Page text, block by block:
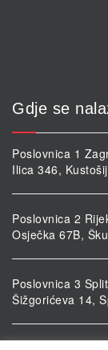
Gdje se
Poslovnica 1
Ilica 346,
Poslovnica 2
Osječka 67B,
Poslovnica 3 Split
Šižgorićeva 14,